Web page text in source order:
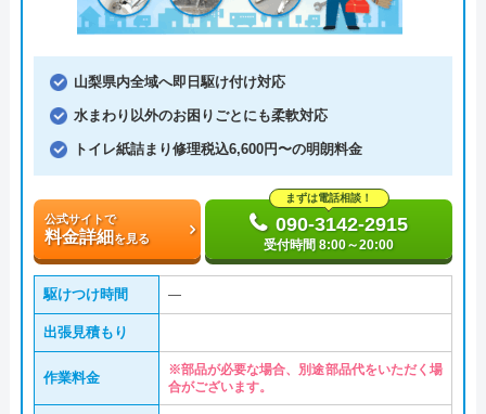
山梨県内全域へ即日駆け付け対応
水まわり以外のお困りごとにも柔軟対応
トイレ紙詰まり修理税込6,600円〜の明朗料金
公式サイトで
料金詳細を見る
まずは電話相談！
090-3142-2915
受付時間 8:00～20:00
駆けつけ時間 ―
出張見積もり
作業料金
※部品が必要な場合、別途部品代をいただく場
合がございます。